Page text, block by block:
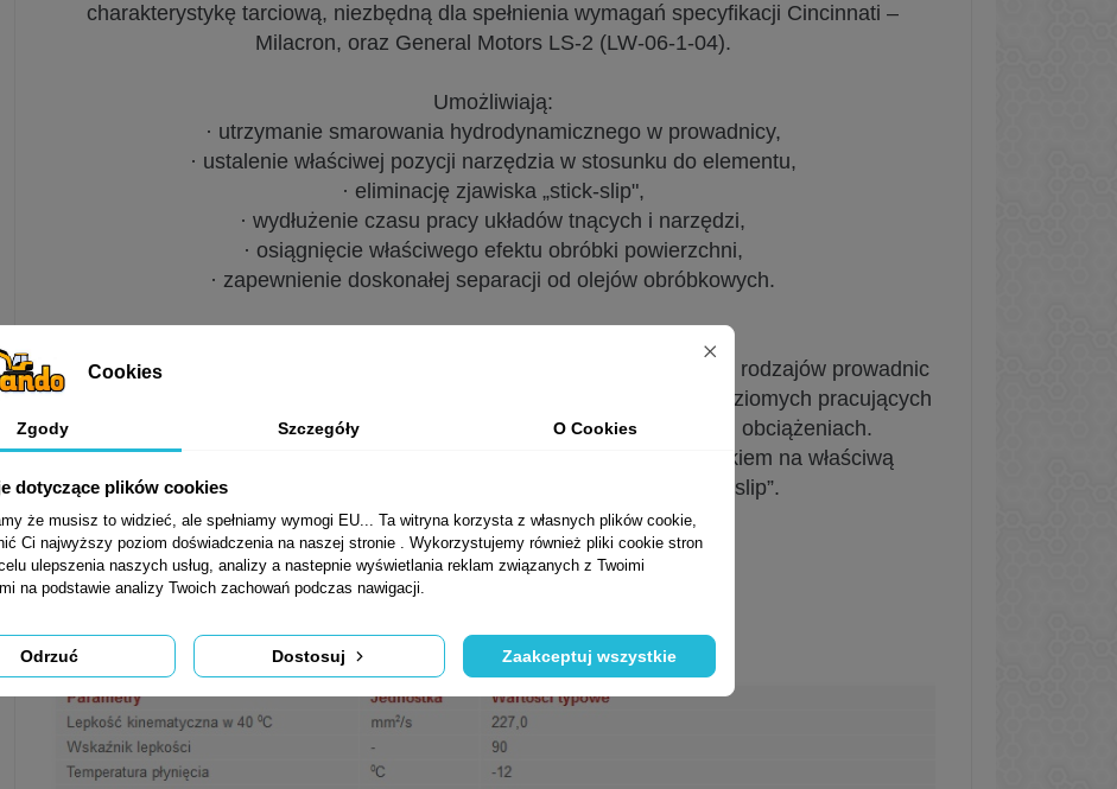
charakterystykę tarciową, niezbędną dla spełnienia wymagań specyfikacji Cincinnati –
Milacron, oraz General Motors LS-2 (LW-06-1-04).
Umożliwiają:
· utrzymanie smarowania hydrodynamicznego w prowadnicy,
· ustalenie właściwej pozycji narzędzia w stosunku do elementu,
· eliminację zjawiska „stick-slip",
· wydłużenie czasu pracy układów tnących i narzędzi,
· osiągnięcie właściwego efektu obróbki powierzchni,
· zapewnienie doskonałej separacji od olejów obróbkowych.
Oleje do prowadnic Velol RC 220 stosuje się do smarowania wszystkich rodzajów prowadnic
ślizgowych, a w szczególności do smarowania prowadnic ślizgowych poziomych pracujących
w umiarkowanych temperaturach i przy umiarkowanych i średnich obciążeniach.
Gwarantują one właściwą pracę prowadnic z ze szczególnym naciskiem na właściwą
charakterystykę tarciową oraz likwidację zjawiska „stick-slip”.
NORMY i PARAMETRY:
ISO 6743-13:2002/GB,
Velol RC 220 – MAG Specification P-50
Cookies
Zgody Szczegóły O Cookies
dotyczące plików cookies
że musisz to widzieć, ale spełniamy wymogi EU... Ta witryna korzysta z własnych plików cookie,
Ci najwyższy poziom doświadczenia na naszej stronie . Wykorzystujemy również pliki cookie stron
ulepszenia naszych usług, analizy a nastepnie wyświetlania reklam związanych z Twoimi
na podstawie analizy Twoich zachowań podczas nawigacji.
Odrzuć Dostosuj Zaakceptuj wszystkie